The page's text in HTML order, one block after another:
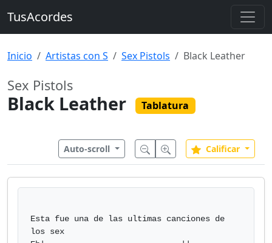
TusAcordes
Inicio Artistas con S Sex Pistols Black Leather
Sex Pistols
Black Leather Tablatura
Auto-scroll Calificar
Esta fue una de las ultimas canciones de
los sex